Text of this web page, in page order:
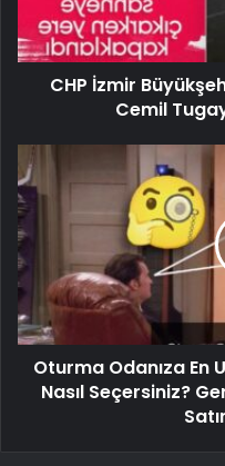
CHP İzmir
Cemil
Oturma Odanıza En
Nasıl Seçersiniz?